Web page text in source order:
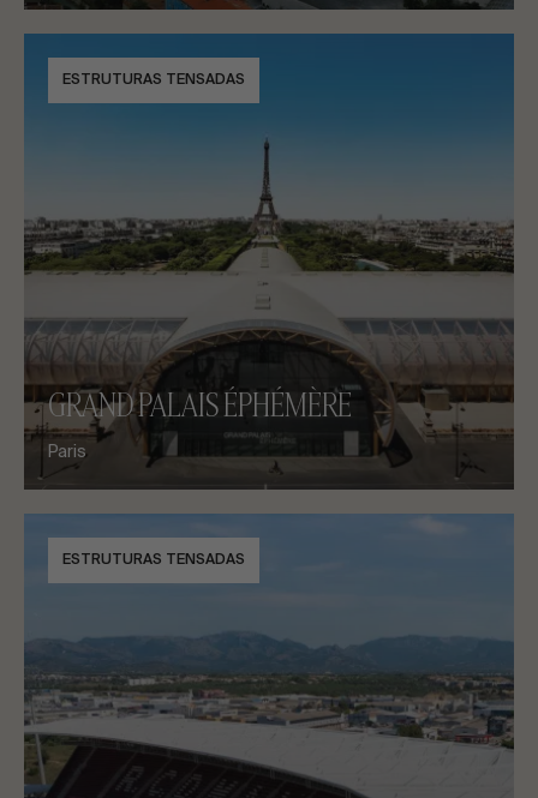
ESTRUTURAS TENSADAS
GRAND PALAIS ÉPHÉMÈRE
Paris
ESTRUTURAS TENSADAS